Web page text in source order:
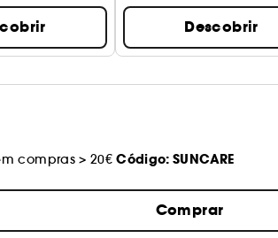
Descobrir
compras > 20€Código: SUNCARE
Comprar